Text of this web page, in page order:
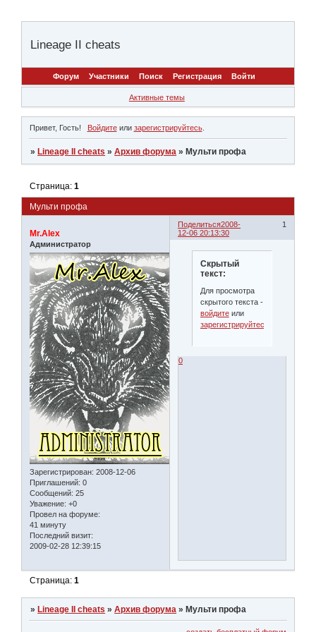
Lineage II cheats
Форум Участники Поиск Регистрация Войти
Активные темы
Привет, Гость! Войдитеили зарегистрируйтесь.
» Lineage II cheats »Архив форума » Мульти профа
Мульти профа
Страница:1
Поделиться 1
2008-
12-06 20:13:30
Mr.Alex
Администратор
Зарегистрирован: 2008-12-06
Приглашений: 0
Сообщений: 25
Уважение: +0
Провел на форуме:
41 минуту
Последний визит:
2009-02-28 12:39:15
Скрытый
текст:
Для просмотра
скрытого текста -
войдитеили
зарегистрируйтесь
0
Страница:1
» Lineage II cheats »Архив форума » Мульти профа